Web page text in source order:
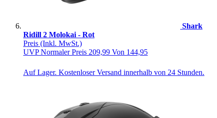
Shark
Ridill 2 Molokai - Rot
Preis (Inkl. MwSt.)
UVPNormaler Preis 209,99 Von 144,95
Auf Lager. Kostenloser Versand innerhalb von 24 Stunden.